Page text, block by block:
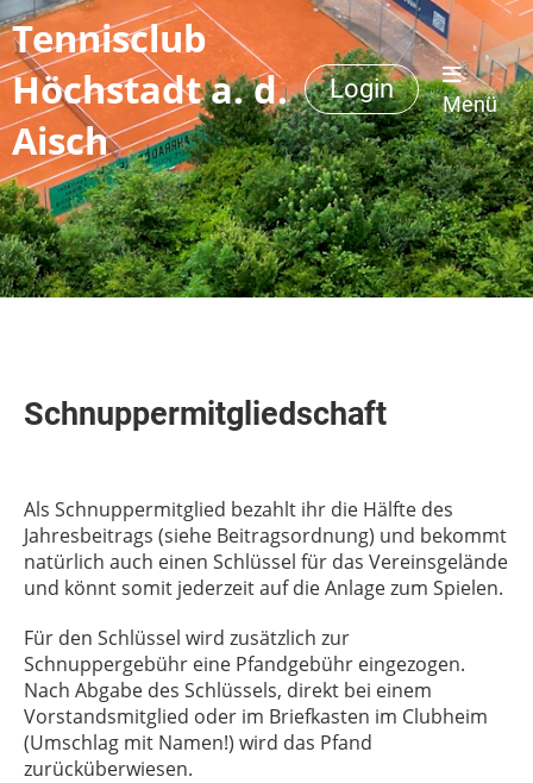
Tennisclub
Höchstadt a. d.
Aisch
Login
Menü
Schnuppermitgliedschaft
Als Schnuppermitglied bezahlt ihr die Hälfte des
Jahresbeitrags (siehe Beitragsordnung) und bekommt
natürlich auch einen Schlüssel für das Vereinsgelände
und könnt somit jederzeit auf die Anlage zum Spielen.
Für den Schlüssel wird zusätzlich zur
Schnuppergebühr eine Pfandgebühr eingezogen.
Nach Abgabe des Schlüssels, direkt bei einem
Vorstandsmitglied oder im Briefkasten im Clubheim
(Umschlag mit Namen!) wird das Pfand
zurücküberwiesen.